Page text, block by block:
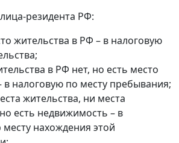
резидента РФ:
жительства в РФ – в налоговую
в РФ нет, но есть место
в налоговую по месту пребывания;
жительства, ни места
есть недвижимость – в
нахождения этой